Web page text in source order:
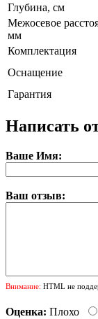
Глубина, см
Межосевое
мм
Комплектация
Оснащение
Гарантия
Написать
Ваше Имя:
Ваш отзыв:
Внимание: HTML не
Оценка: Плохо